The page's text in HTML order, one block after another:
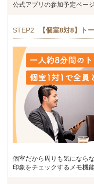
公式アプリの参加予定ペー
STEP2 【個室8対8】ト
個室だから周りも気になら
印象をチェックするメモ機